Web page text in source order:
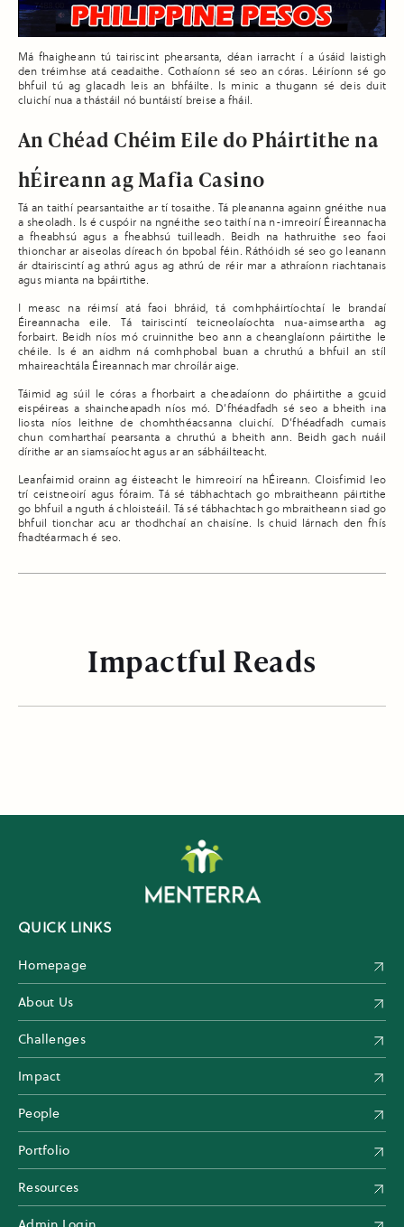
Má fhaigheann tú tairiscint phearsanta, déan iarracht í a úsáid laistigh
den tréimhse atá ceadaithe. Cothaíonn sé seo an córas. Léiríonn sé go
bhfuil tú ag glacadh leis an bhfáilte. Is minic a thugann sé deis duit
cluichí nua a thástáil nó buntáistí breise a fháil.
An Chéad Chéim Eile do Pháirtithe na
hÉireann ag Mafia Casino
Tá an taithí pearsantaithe ar tí tosaithe. Tá pleananna againn gnéithe nua
a sheoladh. Is é cuspóir na ngnéithe seo taithí na n-imreoirí Éireannacha
a fheabhsú agus a fheabhsú tuilleadh. Beidh na hathruithe seo faoi
thionchar ar aiseolas díreach ón bpobal féin. Ráthóidh sé seo go leanann
ár dtairiscintí ag athrú agus ag athrú de réir mar a athraíonn riachtanais
agus mianta na bpáirtithe.
I measc na réimsí atá faoi bhráid, tá comhpháirtíochtaí le brandaí
Éireannacha eile. Tá tairiscintí teicneolaíochta nua-aimseartha ag
forbairt. Beidh níos mó cruinnithe beo ann a cheanglaíonn páirtithe le
chéile. Is é an aidhm ná comhphobal buan a chruthú a bhfuil an stíl
mhaireachtála Éireannach mar chroílár aige.
Táimid ag súil le córas a fhorbairt a cheadaíonn do pháirtithe a gcuid
eispéireas a shaincheapadh níos mó. D’fhéadfadh sé seo a bheith ina
liosta níos leithne de chomhthéacsanna cluichí. D’fhéadfadh cumais
chun comharthaí pearsanta a chruthú a bheith ann. Beidh gach nuáil
dírithe ar an siamsaíocht agus ar an sábháilteacht.
Leanfaimid orainn ag éisteacht le himreoirí na hÉireann. Cloisfimid leo
trí ceistneoirí agus fóraim. Tá sé tábhachtach go mbraitheann páirtithe
go bhfuil a nguth á chloisteáil. Tá sé tábhachtach go mbraitheann siad go
bhfuil tionchar acu ar thodhchaí an chaisíne. Is chuid lárnach den fhís
fhadtéarmach é seo.
Impactful Reads
QUICK LINKS
Homepage
About Us
Challenges
Impact
People
Portfolio
Resources